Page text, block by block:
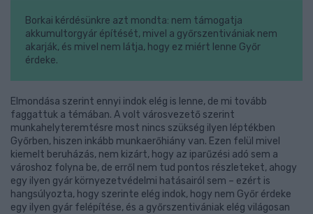
Borkai kérdésünkre azt mondta: nem támogatja
akkumultorgyár építését, mivel a győrszentivániak nem
akarják, és mivel nem látja, hogy ez miért lenne Győr
érdeke.
Elmondása szerint ennyi indok elég is lenne, de mi tovább
faggattuk a témában. A volt városvezető szerint
munkahelyteremtésre most nincs szükség ilyen léptékben
Győrben, hiszen inkább munkaerőhiány van. Ezen felül mivel
kiemelt beruházás, nem kizárt, hogy az iparűzési adó sem a
városhoz folyna be, de erről nem tud pontos részleteket, ahogy
egy ilyen gyár környezetvédelmi hatásairól sem – ezért is
hangsúlyozta, hogy szerinte elég indok, hogy nem Győr érdeke
egy ilyen gyár felépítése, és a győrszentivániak elég világosan